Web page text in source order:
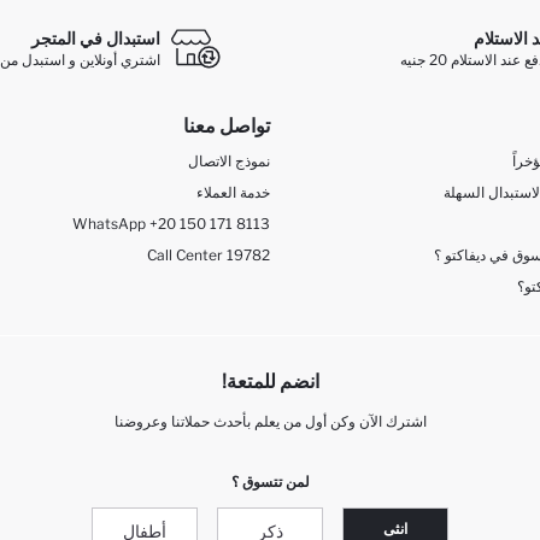
الاستلام
الاستلام 20 جنيه
استبدال في المتجر
اشتري أونلاين و استبدل
السهلة
في ديفاكتو ؟
تواصل معنا
نموذج الاتصال
خدمة العملاء
WhatsApp +20 150 171 8113
Call Center 19782
انضم للمتعة!
اشترك الآن وكن أول من يعلم بأحدث حملاتنا وعروضنا
لمن تتسوق ؟
انثى ذكر أطفال